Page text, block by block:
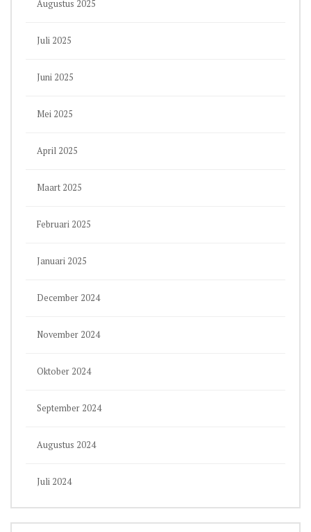
Augustus 2025
Juli 2025
Juni 2025
Mei 2025
April 2025
Maart 2025
Februari 2025
Januari 2025
December 2024
November 2024
Oktober 2024
September 2024
Augustus 2024
Juli 2024